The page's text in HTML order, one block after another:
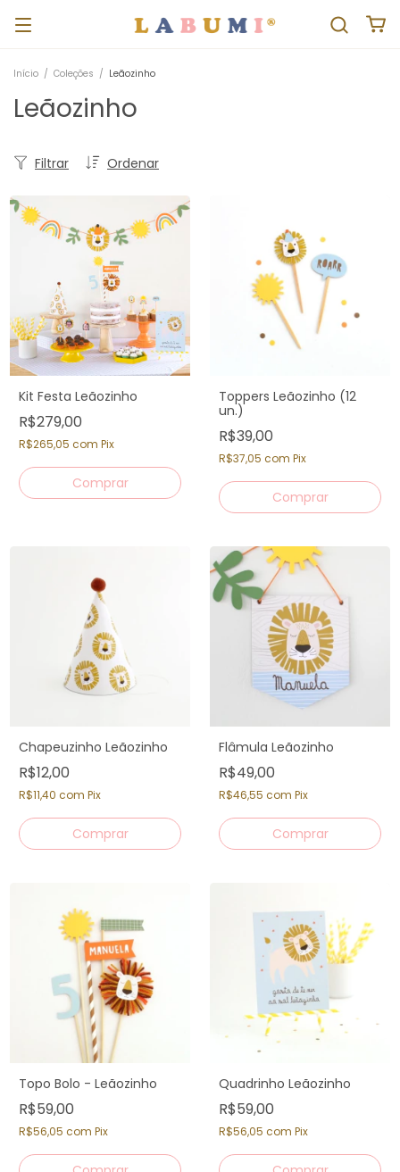
Início / Coleções / Leãozinho
Leãozinho
Ordenar
Filtrar
Kit Festa Leãozinho
R$279,00
R$265,05 com Pix
Toppers Leãozinho (12
un.)
R$39,00
R$37,05 com Pix
Chapeuzinho Leãozinho
R$12,00
R$11,40 com Pix
Flâmula Leãozinho
R$49,00
R$46,55 com Pix
Topo Bolo - Leãozinho
R$59,00
R$56,05 com Pix
Quadrinho Leãozinho
R$59,00
R$56,05 com Pix